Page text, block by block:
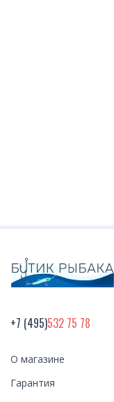
+7 (495)532 75 78
О магазине
Гарантия